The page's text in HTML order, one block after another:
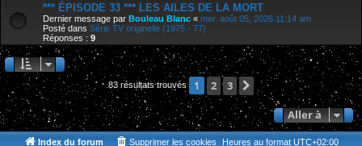
*** ÉPISODE 33 *** LES AILES DE LA MORT
Dernier message par Bouleau Blanc « mer. août 05, 2026 11:14 am
Posté dans Série TV originelle (1975 - 77)
Réponses : 9
83 résultats trouvés 1 2 3
Suivante
Aller à
Index du forum Heures au format UTC+02:00
Supprimer les cookies